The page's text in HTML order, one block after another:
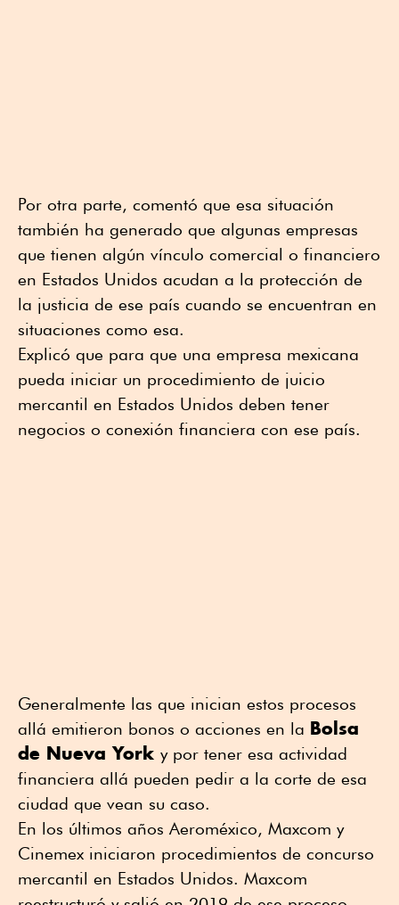
Por otra parte, comentó que esa situación
también ha generado que algunas empresas
que tienen algún vínculo comercial o financiero
en Estados Unidos acudan a la protección de
la justicia de ese país cuando se encuentran en
situaciones como esa.
Explicó que para que una empresa mexicana
pueda iniciar un procedimiento de juicio
mercantil en Estados Unidos deben tener
negocios o conexión financiera con ese país.
Generalmente las que inician estos procesos
allá emitieron bonos o acciones en la Bolsa
de Nueva York y por tener esa actividad
financiera allá pueden pedir a la corte de esa
ciudad que vean su caso.
En los últimos años Aeroméxico, Maxcom y
Cinemex iniciaron procedimientos de concurso
mercantil en Estados Unidos. Maxcom